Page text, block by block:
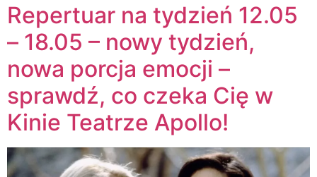
Repertuar na tydzień 12.05
– 18.05 – nowy tydzień,
nowa porcja emocji –
sprawdź, co czeka Cię w
Kinie Teatrze Apollo!